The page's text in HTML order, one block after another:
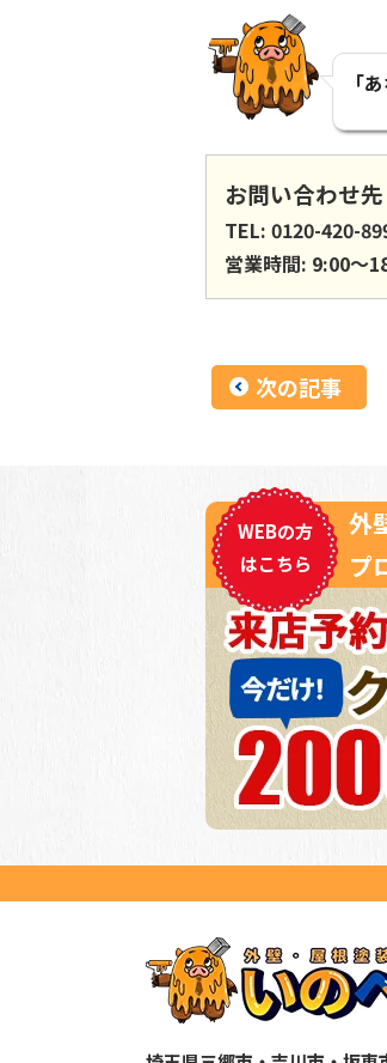
「
お問い合わせ先
TEL: 0120-420-
営業時間: 9:00〜
次の記事
WEBの方
はこちら
外
プ